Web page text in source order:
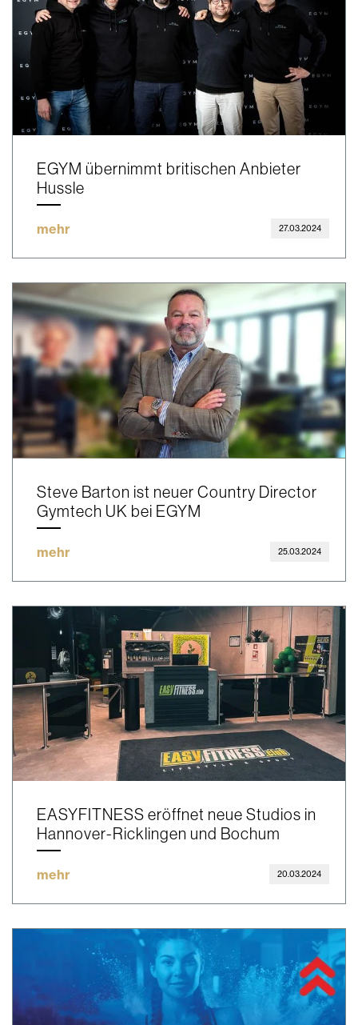
EGYM übernimmt britischen Anbieter
Hussle
mehr 27.03.2024
Steve Barton ist neuer Country Director
Gymtech UK bei EGYM
mehr 25.03.2024
EASYFITNESS eröffnet neue Studios in
Hannover-Ricklingen und Bochum
mehr 20.03.2024